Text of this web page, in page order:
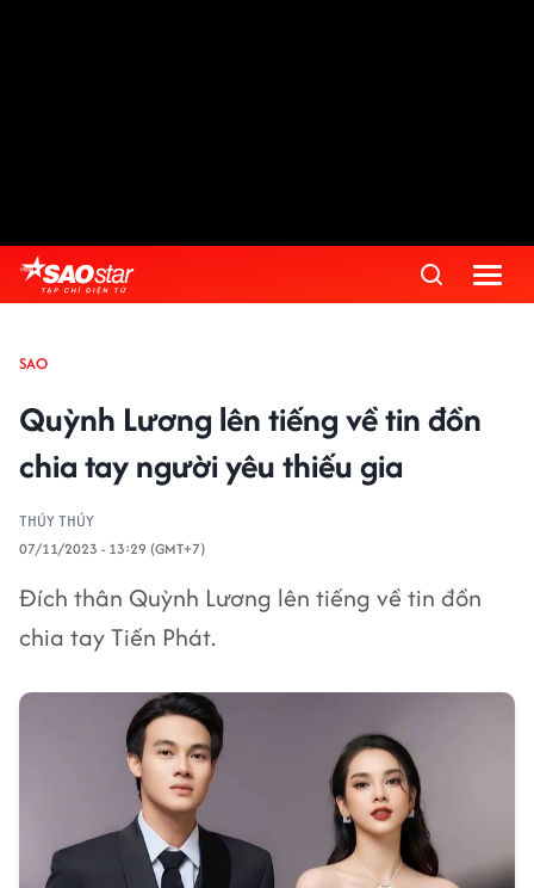
SAO
Quỳnh Lương lên tiếng về tin đồn
chia tay người yêu thiếu gia
THÚY THÚY
07/11/2023 - 13:29 (GMT+7)
Đích thân Quỳnh Lương lên tiếng về tin đồn
chia tay Tiến Phát.